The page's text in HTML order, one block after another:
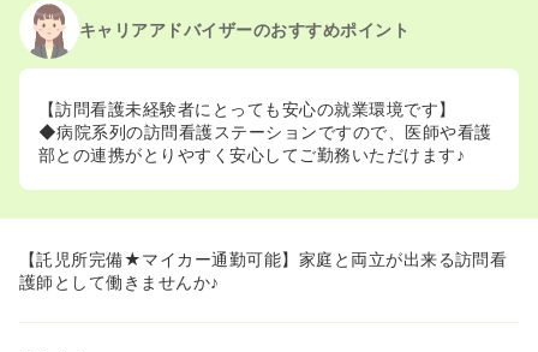
キャリアアドバイザーのおすすめポイント
【訪問看護未経験者にとっても安心の就業環境です】
◆病院系列の訪問看護ステーションですので、医師や看護
部との連携がとりやすく安心してご勤務いただけます♪
【託児所完備★マイカー通勤可能】家庭と両立が出来る訪問看
護師として働きませんか♪